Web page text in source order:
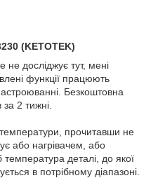
(KETOTEK)
не досліджує тут, мені
функції працюють
Безкоштовна
2 тижні.
прочитавши не
або нагрівачем, або
деталі, до якої
в потрібному діапазоні.